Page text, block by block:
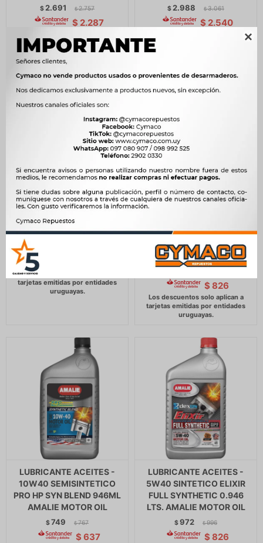

$ 2.691 $ 2.757
$ 2.287
$ 2.988 $ 3.061
$ 2.540
LUBRICANTE VALVULINA -
80W90 1LTS GL5 AMALIE
MOTOR OIL
LUBRICANTE ACEITES -
ELIXIR FULL SYNTHETIC
DEXOS2 AMALIE MOTOR
OIL
$ 826
LUBRICANTE ACEITES -
10W40 SEMISINTETICO
PRO HP SYN BLEND 946ML
AMALIE MOTOR OIL
$749 $ 767
$ 637
LUBRICANTE ACEITES -
5W40 SINTETICO ELIXIR
FULL SYNTHETIC 0.946
LTS. AMALIE MOTOR OIL
$972 $ 996
$ 826